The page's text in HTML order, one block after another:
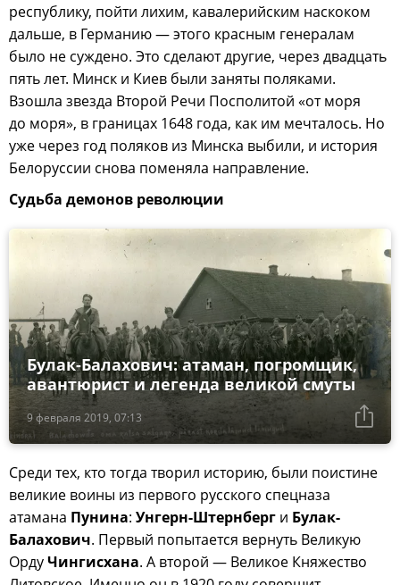
республику, пойти лихим, кавалерийским наскоком
дальше, в Германию — этого красным генералам
было не суждено. Это сделают другие, через двадцать
пять лет. Минск и Киев были заняты поляками.
Взошла звезда Второй Речи Посполитой «от моря
до моря», в границах 1648 года, как им мечталось. Но
уже через год поляков из Минска выбили, и история
Белоруссии снова поменяла направление.
Судьба демонов революции
9 февраля 2019, 07:13
Булак-Балахович: атаман, погромщик,
авантюрист и легенда великой смуты
Среди тех, кто тогда творил историю, были поистине
великие воины из первого русского спецназа
атамана Пунина: Унгерн-Штернберг и Булак-
Балахович. Первый попытается вернуть Великую
ОрдуЧингисхана. А второй — Великое Княжество